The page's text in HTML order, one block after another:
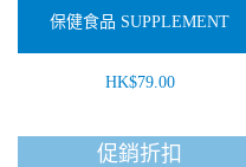
保健食品 SUPPLEMENT
HK$79.00
促銷折扣